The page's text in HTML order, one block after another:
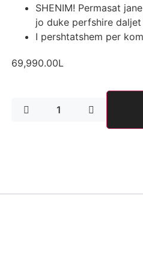
SHENIM! Permasat
jo duke perfshire daljet
I pershtatshem per
69,990.00L